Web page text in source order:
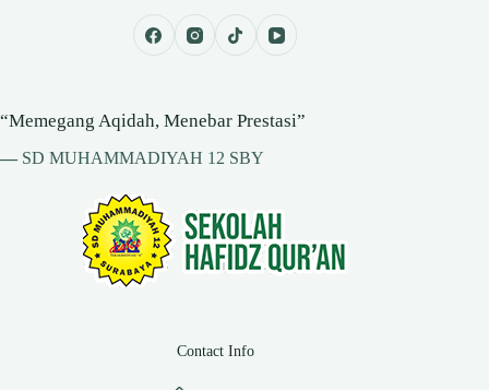
“Memegang Aqidah, Menebar Prestasi”
— SD MUHAMMADIYAH 12 SBY
Contact Info